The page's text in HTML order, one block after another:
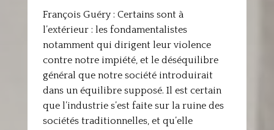
François Guéry : Certains sont à
l’extérieur : les fondamentalistes
notamment qui dirigent leur violence
contre notre impiété, et le déséquilibre
général que notre société introduirait
dans un équilibre supposé. Il est certain
que l’industrie s’est faite sur la ruine des
sociétés traditionnelles, et qu’elle